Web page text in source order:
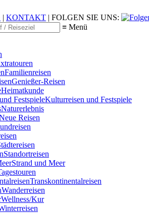
| KONTAKT | FOLGEN SIE UNS:
≡ Menü
Familien­reisen
Genießer-Reisen
Heimatkunde
Kultur­reisen und Festspiele
Naturerlebnis
Reisen
Standort­reisen
Strand und Meer
Transkontinental­reisen
Wander­reisen
Wellness/Kur